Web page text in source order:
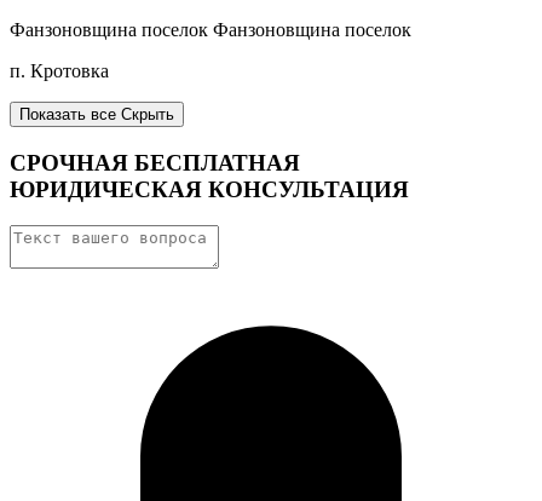
Фанзоновщина поселок Фанзоновщина поселок
п. Кротовка
Показать все Скрыть
СРОЧНАЯ БЕСПЛАТНАЯ
ЮРИДИЧЕСКАЯ КОНСУЛЬТАЦИЯ